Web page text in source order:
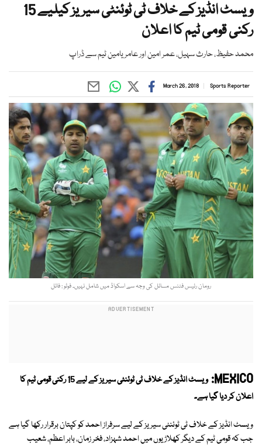
ویسٹ انڈیز کے خلاف ٹی ٹوئنٹی سیریز کیلیے 15
رکنی قومی ٹیم کا اعلان
محمد حفیظ، حارث سہیل، عمر امین اور عامر یامین ٹیم سے ڈراپ
Sports Reporter
March 26, 2018
رومان رئیس فٹنس مسائل کی وجہ سے اسکواڈ میں شامل نہیں۔ فوٹو : فائل
MEXICO:
ویسٹ انڈیز کے خلاف ٹی ٹوئنٹی سیریز کے لیے 15 رکنی قومی ٹیم کا
اعلان کر دیا گیا ہے۔
ویسٹ انڈیز کے خلاف ٹی ٹوئنٹی سیریز کے لیے سرفراز احمد کو کپتان برقرار رکھا گیا ہے
جب کہ قومی ٹیم کے دیگر کھلاڑیوں میں احمد شہزاد، فخر زمان، بابر اعظم، شعیب